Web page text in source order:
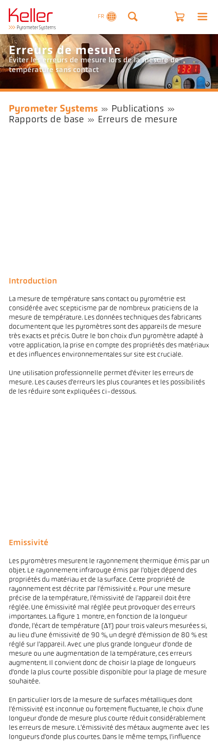
FR
Erreurs de mesure
Éviter les erreurs de mesure lors de la mesure de
température sans contact
Pyrometer Systems
Publications
Rapports de base
Erreurs de mesure
Introduction
La mesure de température sans contact ou pyrométrie est
considérée avec scepticisme par de nombreux praticiens de la
mesure de température. Les données techniques des fabricants
documentent que les pyromètres sont des appareils de mesure
très exacts et précis. Outre le bon choix d'un pyromètre adapté à
votre application, la prise en compte des propriétés des matériaux
et des influences environnementales sur site est cruciale.
Une utilisation professionnelle permet d'éviter les erreurs de
mesure. Les causes d'erreurs les plus courantes et les possibilités
de les réduire sont expliquées ci-dessous.
Emissivité
Les pyromètres mesurent le rayonnement thermique émis par un
objet. Le rayonnement infrarouge émis par l'objet dépend des
propriétés du matériau et de la surface. Cette propriété de
rayonnement est décrite par l'émissivité ε. Pour une mesure
précise de la température, l'émissivité de l'appareil doit être
réglée. Une émissivité mal réglée peut provoquer des erreurs
importantes. La figure 1 montre, en fonction de la longueur
d'onde, l'écart de température (ΔT) pour trois valeurs mesurées si,
au lieu d'une émissivité de 90 %, un degré d'émission de 80 % est
réglé sur l'appareil. Avec une plus grande longueur d'onde de
mesure ou une augmentation de la température, ces erreurs
augmentent. Il convient donc de choisir la plage de longueurs
d'onde la plus courte possible disponible pour la plage de mesure
souhaitée.
En particulier lors de la mesure de surfaces métalliques dont
l'émissivité est inconnue ou fortement fluctuante, le choix d'une
longueur d'onde de mesure plus courte réduit considérablement
les erreurs de mesure. L'émissivité des métaux augmente avec les
longueurs d'onde plus courtes. Dans le même temps, l'influence